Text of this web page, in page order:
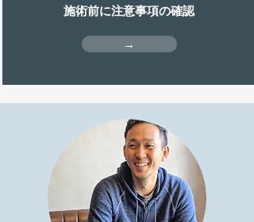
施術前に注意事項の確認
→